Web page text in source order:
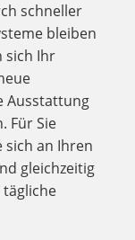
schneller
bleiben
sich Ihr
Ausstattung
Für Sie
sich an Ihren
gleichzeitig